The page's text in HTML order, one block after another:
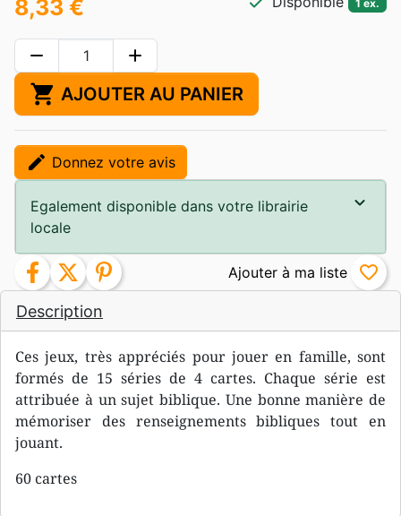
Description
Ces jeux, très appréciés pour jouer en famille, sont
formés de 15 séries de 4 cartes. Chaque série est
attribuée à un sujet biblique. Une bonne manière de
mémoriser des renseignements bibliques tout en
jouant.
60 cartes
8,33 € 1 ex.
remove add
shopping_cart AJOUTER AU PANIER
edit Donnez votre avis
Egalement disponible dans votre librairie
locale
facebook twitter pinterest favorite_border